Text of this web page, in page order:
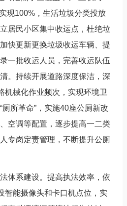
现100%，生活垃圾分类投放
居民小区集中收运点，杜绝垃
快更新更换垃圾收运车辆、提
一批收运人员，完善收运队伍
。持续开展道路深度保洁，深
机械化作业频次，实现环境卫
所革命”，实施40座公厕新改
空调等配置，逐步提高一二类
专岗定责管理，不断提升公厕
系建设。提高执法效率，依
智能摄像头和卡口机点位，实